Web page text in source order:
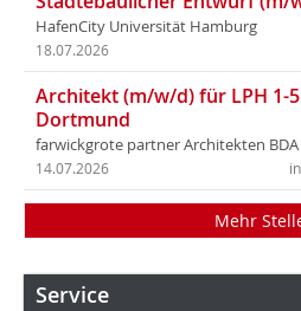
HafenCity Universität Hamburg
18.07.2026
Architekt (m/w/d) für LPH 1-
Dortmund
farwickgrote partner Architekten
14.07.2026
Mehr
Service